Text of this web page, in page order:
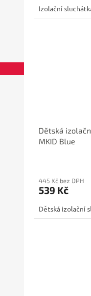
Izolační
Dětská
MKID Blue
445 Kč bez DPH
539 Kč
Dětská izolační